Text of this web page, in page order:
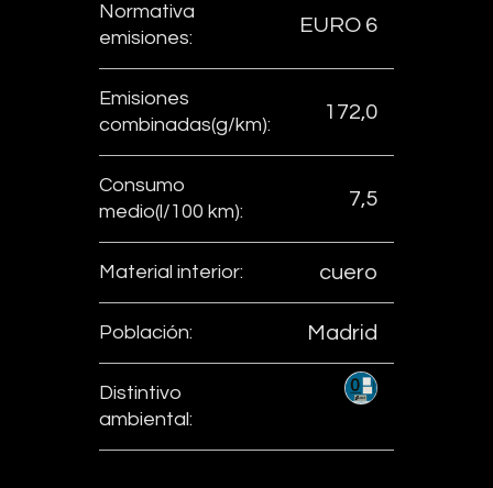
Normativa
emisiones:
EURO 6
Emisiones
combinadas(g/km):
172,0
Consumo
medio(l/100 km):
7,5
Material interior: cuero
Población: Madrid
Distintivo
ambiental: